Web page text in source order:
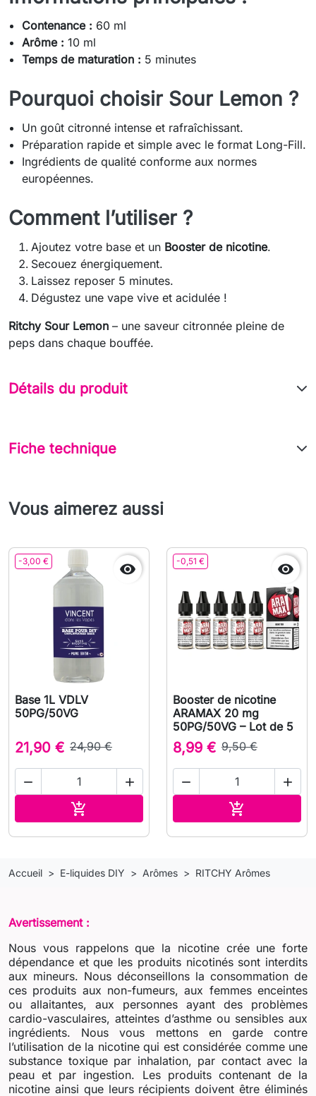
Contenance : 60 ml
Arôme : 10 ml
Temps de maturation : 5 minutes
Pourquoi choisir Sour Lemon ?
Un goût citronné intense et rafraîchissant.
Préparation rapide et simple avec le format Long-Fill.
Ingrédients de qualité conforme aux normes
européennes.
Comment l’utiliser ?
Ajoutez votre base et un Booster de nicotine.
Secouez énergiquement.
Laissez reposer 5 minutes.
Dégustez une vape vive et acidulée !
Ritchy Sour Lemon – une saveur citronnée pleine de
peps dans chaque bouffée.
Détails du produit
Fiche technique
Vous aimerez aussi
-3,00 € 
Base 1L VDLV
50PG/50VG
21,90 € 24,90 €
 

-0,51 € 
Booster de nicotine
ARAMAX 20 mg
50PG/50VG – Lot de 5
8,99 € 9,50 €
 

Accueil E-liquides DIY Arômes RITCHY Arômes
Avertissement :
Nous vous rappelons que la nicotine crée une forte
dépendance et que les produits nicotinés sont interdits
aux mineurs. Nous déconseillons la consommation de
ces produits aux non-fumeurs, aux femmes enceintes
ou allaitantes, aux personnes ayant des problèmes
cardio-vasculaires, atteintes d’asthme ou sensibles aux
ingrédients. Nous vous mettons en garde contre
l’utilisation de la nicotine qui est considérée comme une
substance toxique par inhalation, par contact avec la
peau et par ingestion. Les produits contenant de la
nicotine ainsi que leurs récipients doivent être éliminés